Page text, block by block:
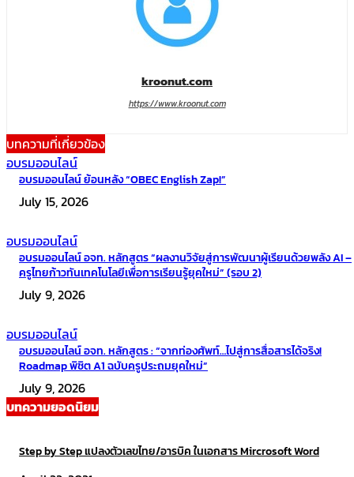
kroonut.com
https://www.kroonut.com
บทความที่เกี่ยวข้อง
อบรมออนไลน์
อบรมออนไลน์ ย้อนหลัง “OBEC English Zap!”
July 15, 2026
อบรมออนไลน์
อบรมออนไลน์ อจท. หลักสูตร “ผลงานวิจัยสู่การพัฒนาผู้เรียนด้วยพลัง AI –
ครูไทยก้าวทันเทคโนโลยีเพื่อการเรียนรู้ยุคใหม่” (รอบ 2)
July 9, 2026
อบรมออนไลน์
อบรมออนไลน์ อจท. หลักสูตร : “จากท่องศัพท์…ไปสู่การสื่อสารได้จริง!
Roadmap พิชิต A1 ฉบับครูประถมยุคใหม่”
July 9, 2026
บทความยอดนิยม
Step by Step แปลงตัวเลขไทย/อารบิค ในเอกสาร Mircrosoft Word